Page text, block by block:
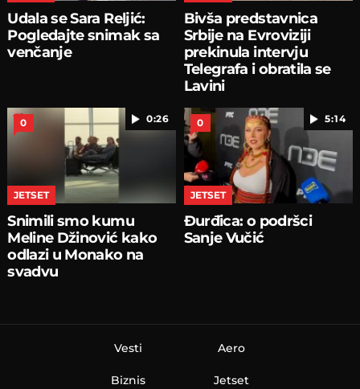
Udala se Sara Reljić:
Pogledajte snimak sa
venčanje
Bivša predstavnica
Srbije na Evroviziji
prekinula intervju
Telegrafa i obratila se
Lavini
0:26
0
JETSET
Snimili smo kumu
Meline Džinović kako
odlazi u Monako na
svadvu
5:14
0
JETSET
Đurđica: o podršci
Sanje Vučić
Vesti
Biznis
Aero
Jetset